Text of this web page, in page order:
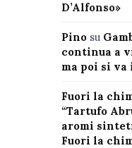
D’Alfonso»
Pinosu
continua a
ma poi si
Fuori la
“Tartufo
aromi
Fuori la